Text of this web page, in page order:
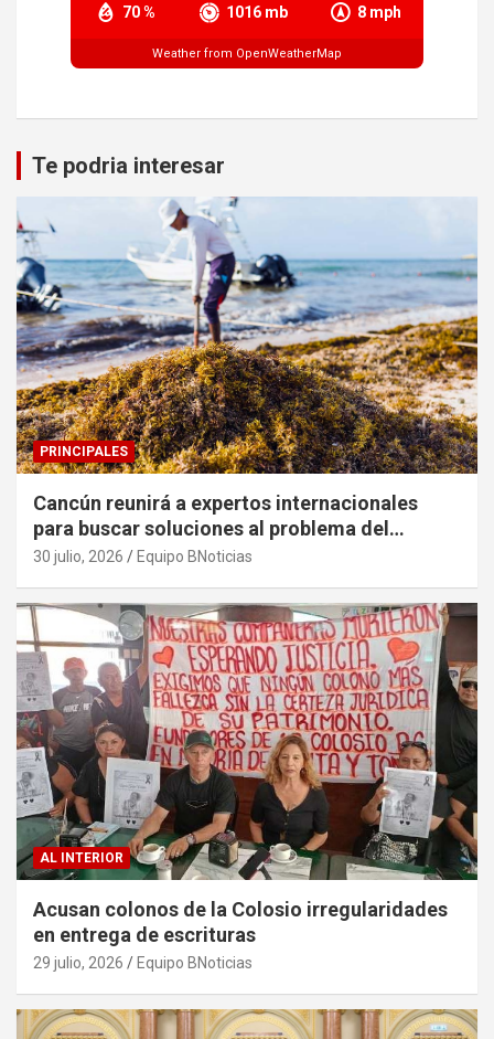
70 % 1016 mb 8 mph
Weather from OpenWeatherMap
Te podria interesar
PRINCIPALES
Cancún reunirá a expertos internacionales
para buscar soluciones al problema del
sargazo
30 julio, 2026 Equipo BNoticias
AL INTERIOR
Acusan colonos de la Colosio irregularidades
en entrega de escrituras
29 julio, 2026 Equipo BNoticias